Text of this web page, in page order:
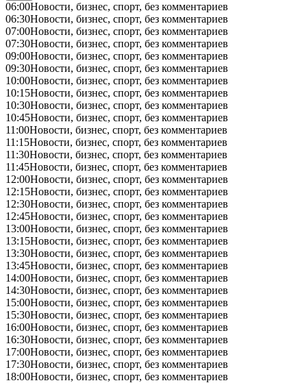
06:00Новости, бизнес, спорт, без комментариев
06:30Новости, бизнес, спорт, без комментариев
07:00Новости, бизнес, спорт, без комментариев
07:30Новости, бизнес, спорт, без комментариев
09:00Новости, бизнес, спорт, без комментариев
09:30Новости, бизнес, спорт, без комментариев
10:00Новости, бизнес, спорт, без комментариев
10:15Новости, бизнес, спорт, без комментариев
10:30Новости, бизнес, спорт, без комментариев
10:45Новости, бизнес, спорт, без комментариев
11:00Новости, бизнес, спорт, без комментариев
11:15Новости, бизнес, спорт, без комментариев
11:30Новости, бизнес, спорт, без комментариев
11:45Новости, бизнес, спорт, без комментариев
12:00Новости, бизнес, спорт, без комментариев
12:15Новости, бизнес, спорт, без комментариев
12:30Новости, бизнес, спорт, без комментариев
12:45Новости, бизнес, спорт, без комментариев
13:00Новости, бизнес, спорт, без комментариев
13:15Новости, бизнес, спорт, без комментариев
13:30Новости, бизнес, спорт, без комментариев
13:45Новости, бизнес, спорт, без комментариев
14:00Новости, бизнес, спорт, без комментариев
14:30Новости, бизнес, спорт, без комментариев
15:00Новости, бизнес, спорт, без комментариев
15:30Новости, бизнес, спорт, без комментариев
16:00Новости, бизнес, спорт, без комментариев
16:30Новости, бизнес, спорт, без комментариев
17:00Новости, бизнес, спорт, без комментариев
17:30Новости, бизнес, спорт, без комментариев
18:00Новости, бизнес, спорт, без комментариев